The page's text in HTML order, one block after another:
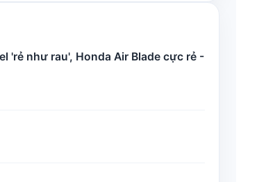
'rẻ như rau', Honda Air Blade cực rẻ -